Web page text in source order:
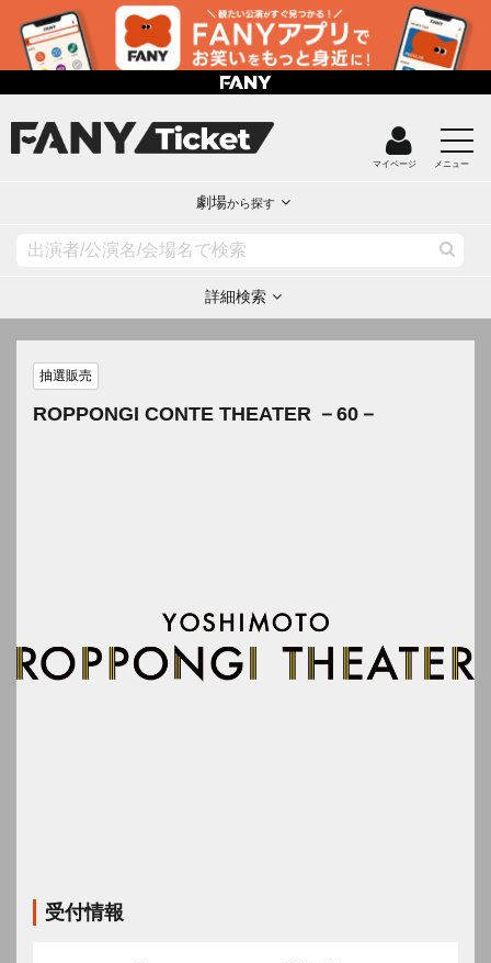
マイページ メニュー
劇場から探す
詳細検索
抽選販売
ROPPONGI CONTE THEATER －60－
受付情報